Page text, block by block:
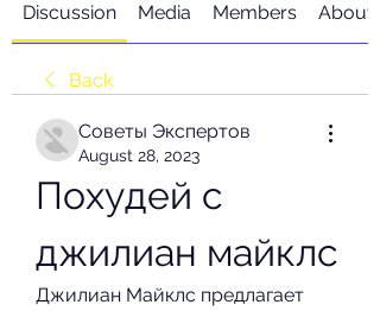
Discussion Media Members About
Back
Советы Экспертов
August 28, 2023
Похудей с
джилиан майклс
Джилиан Майклс предлагает